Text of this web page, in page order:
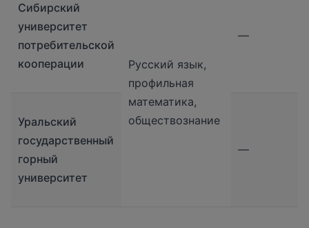
Сибирский
университет
потребительской
кооперации
Русский язык,
профильная
математика,
обществознание
—
Уральский
государственный
горный
университет
—